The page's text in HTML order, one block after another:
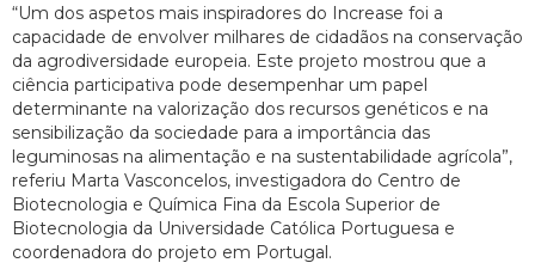
“Um dos aspetos mais inspiradores do Increase foi a
capacidade de envolver milhares de cidadãos na conservação
da agrodiversidade europeia. Este projeto mostrou que a
ciência participativa pode desempenhar um papel
determinante na valorização dos recursos genéticos e na
sensibilização da sociedade para a importância das
leguminosas na alimentação e na sustentabilidade agrícola”,
referiu Marta Vasconcelos, investigadora do Centro de
Biotecnologia e Química Fina da Escola Superior de
Biotecnologia da Universidade Católica Portuguesa e
coordenadora do projeto em Portugal.